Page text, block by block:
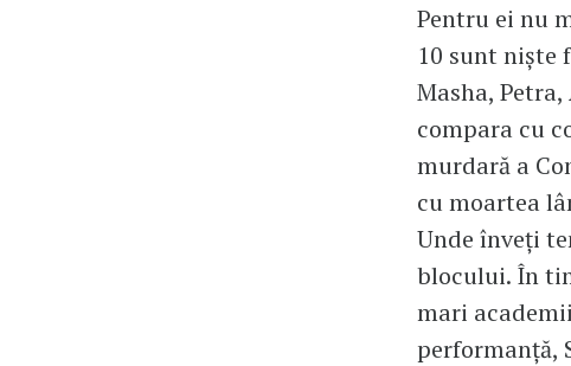
Pentru ei nu
10 sunt niște
Masha,
compara cu
murdară a
cu moartea
Unde înveți
blocului. În
mari
performanță,